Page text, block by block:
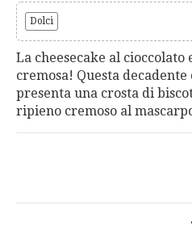
Dolci
La cheesecake al cioccolato
cremosa! Questa
presenta una crosta di
ripieno cremoso al